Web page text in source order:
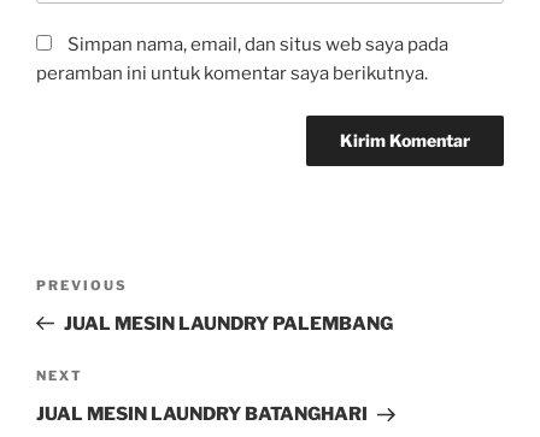
Simpan nama, email, dan situs web saya pada
peramban ini untuk komentar saya berikutnya.
PREVIOUS
JUAL MESIN LAUNDRY PALEMBANG
NEXT
JUAL MESIN LAUNDRY BATANGHARI